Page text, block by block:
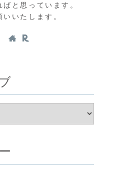
と思っています。
いいたします。